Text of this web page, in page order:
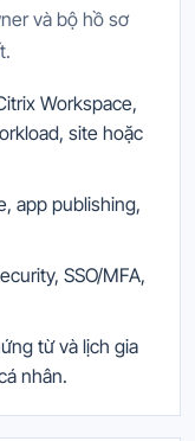
và bộ hồ sơ
Workspace,
site hoặc
app publishing,
SSO/MFA,
từ và lịch gia
nhân.